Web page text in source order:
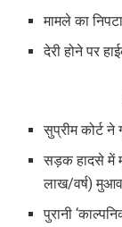
मामले का
देरी होने पर
सुप्रीम कोर्ट ने
सड़क हादसे में
लाख/वर्ष)
पुरानी